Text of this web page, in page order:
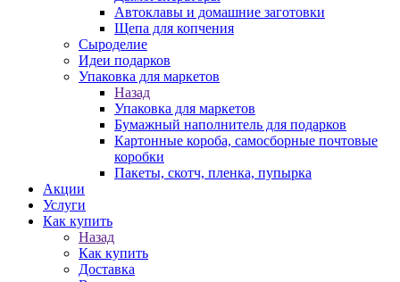
Автоклавы и домашние заготовки
Щепа для копчения
Сыроделие
Идеи подарков
Упаковка для маркетов
Назад
Упаковка для маркетов
Бумажный наполнитель для подарков
Картонные короба, самосборные почтовые
коробки
Пакеты, скотч, пленка, пупырка
Акции
Услуги
Как купить
Назад
Как купить
Доставка